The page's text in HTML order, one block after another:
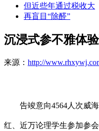
但近些年通过税收大
再盲目“除醛”
沉浸式参不雅体
来源： http://
告竣意向4564人次威海
红、近万论理学生参加参